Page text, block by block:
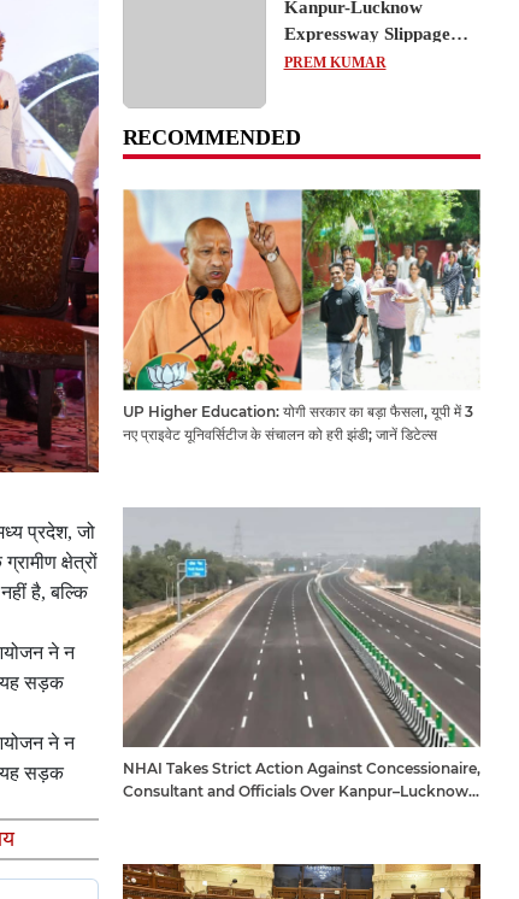
प्रदेश, जो
क्षेत्रों
है, बल्कि
ने न
यह सड़क
ने न
यह सड़क
Kanpur-Lucknow
Expressway Slippage
Action: कानपुर-लखनऊ
और कंपनियों पर गिरी गाज,
PREM KUMAR
RECOMMENDED
UP Higher Education: योगी सरकार का बड़ा फैसला, यूपी में 3
नए प्राइवेट यूनिवर्सिटीज के संचालन को हरी झंडी; जानें डिटेल्स
NHAI Takes Strict Action Against Concessionaire,
Consultant and Officials Over Kanpur–Lucknow